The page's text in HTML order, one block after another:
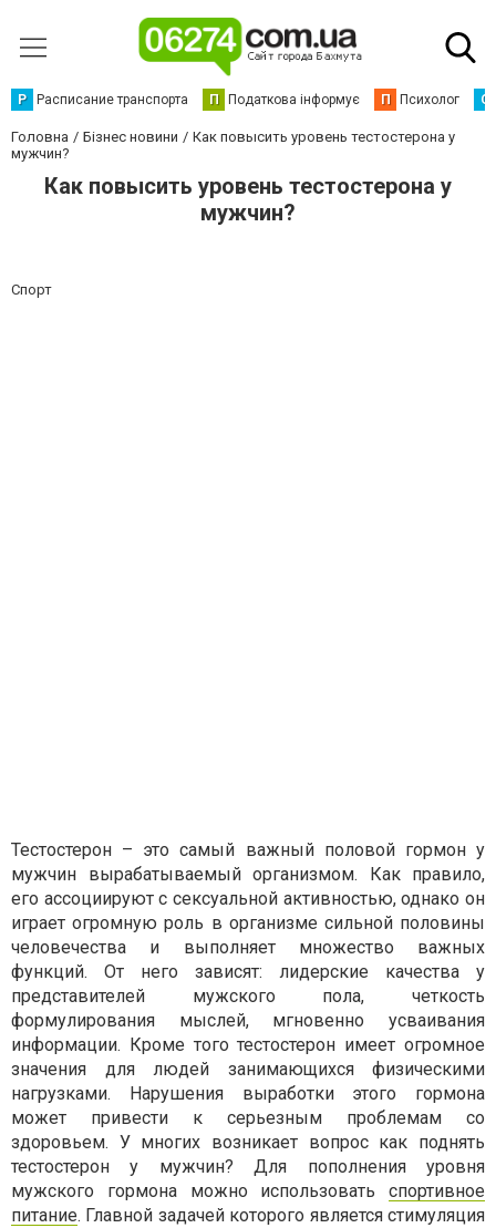
Р Расписание транспорта П Податкова інформує П Психолог С
Головна Бізнес новини
Как повысить уровень тестостерона у
мужчин?
Как повысить уровень тестостерона у
мужчин?
Спорт
Тестостерон – это самый важный половой гормон у
мужчин вырабатываемый организмом. Как правило,
его ассоциируют с сексуальной активностью, однако он
играет огромную роль в организме сильной половины
человечества и выполняет множество важных
функций. От него зависят: лидерские качества у
представителей мужского пола, четкость
формулирования мыслей, мгновенно усваивания
информации. Кроме того тестостерон имеет огромное
значения для людей занимающихся физическими
нагрузками. Нарушения выработки этого гормона
может привести к серьезным проблемам со
здоровьем. У многих возникает вопрос как поднять
тестостерон у мужчин? Для пополнения уровня
мужского гормона можно использовать спортивное
питание. Главной задачей которого является стимуляция